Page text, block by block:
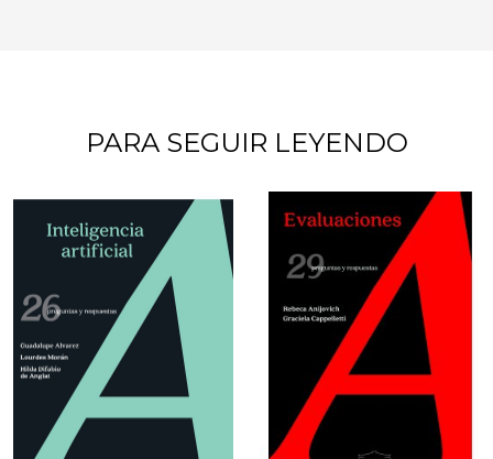
PARA SEGUIR LEYENDO